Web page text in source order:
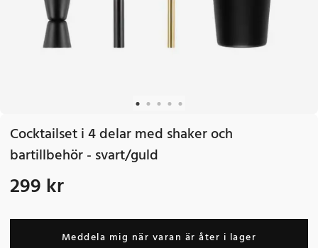
Cocktailset i 4 delar med shaker och
bartillbehör - svart/guld
Pris:299 kr
299 kr
Meddela mig när varan är åter i lager